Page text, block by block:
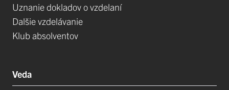
Uznanie dokladov o vzdelaní
Dalšie vzdelávanie
Klub absolventov
Veda